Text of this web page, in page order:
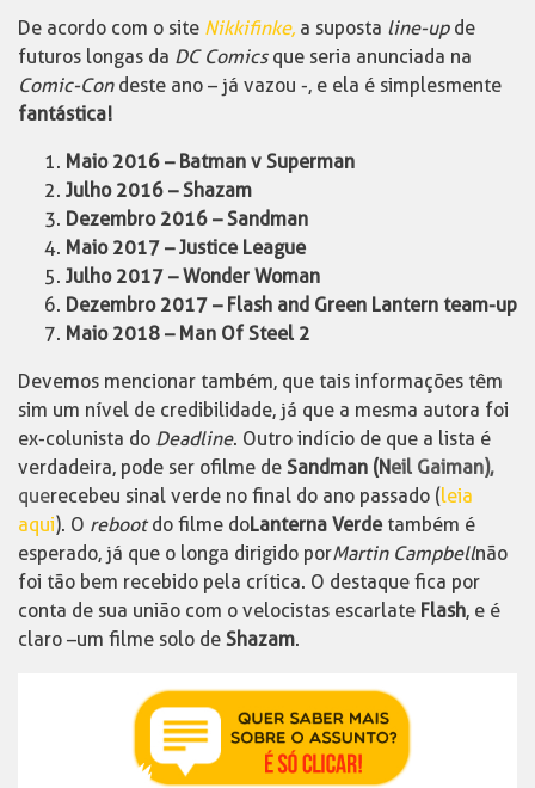
De acordo com o site Nikkifinke, a suposta line-upde
futuros longas da DC Comicsque seria anunciada na
Comic-Condeste ano – já vazou -, e ela é simplesmente
fantástica!
Maio 2016 – Batman v Superman
Julho 2016 – Shazam
Dezembro 2016 – Sandman
Maio 2017 – Justice League
Julho 2017 – Wonder Woman
Dezembro 2017 – Flash and Green Lantern team-up
Maio 2018 – Man Of Steel 2
Devemos mencionar também, que tais informações têm
sim um nível de credibilidade, já que a mesma autora foi
ex-colunista do Deadline. Outro indício de que a lista é
verdadeira, pode ser o filme de Sandman (Neil Gaiman),
querecebeu sinal verde no final do ano passado (leia
aqui). O rebootdo filme doLanterna Verdetambém é
esperado, já que o longa dirigido porMartin Campbellnão
foi tão bem recebido pela crítica. O destaque fica por
conta de sua união com o velocistas escarlate Flash, e é
claro –um filme solo de Shazam.